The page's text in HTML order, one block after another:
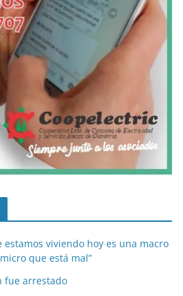
estamos viviendo hoy es una macro
que está mal”
fue arrestado